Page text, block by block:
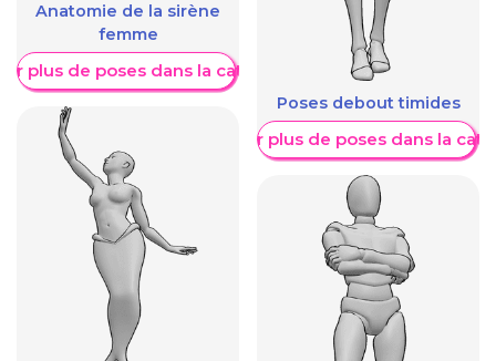
Anatomie de la sirène
femme
plus de poses dans la catégorie
Poses debout timides
Afficher plus de poses dans la